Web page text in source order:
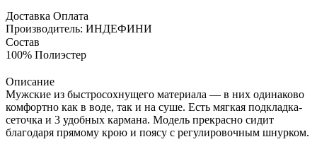
Доставка Оплата
Производитель: ИНДЕФИНИ
Состав
100% Полиэстер
Описание
Мужские из быстросохнущего материала — в них одинаково
комфортно как в воде, так и на суше. Есть мягкая подкладка-
сеточка и 3 удобных кармана. Модель прекрасно сидит
благодаря прямому крою и поясу с регулировочным шнурком.